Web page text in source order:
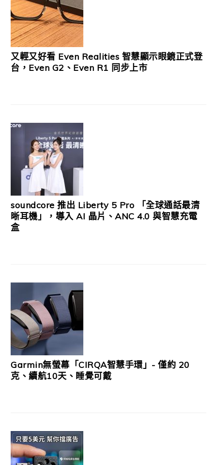
又輕又好看 Even Realities 智慧顯示眼鏡正式登
台，Even G2、Even R1 同步上市
soundcore 推出 Liberty 5 Pro 「全球通話最清
晰耳機」，導入 AI 晶片、ANC 4.0 與智慧充電
盒
Garmin無螢幕「CIRQA智慧手環」- 僅約 20
克、續航10天、睡覺可戴